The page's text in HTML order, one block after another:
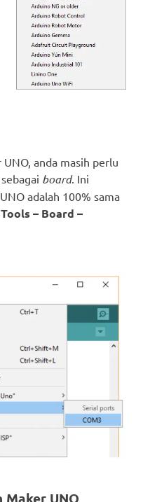
anda masih perlu
board. Ini
adalah 100% sama
Tools – Board –
UNO